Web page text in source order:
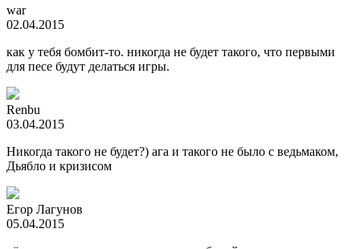
war
02.04.2015
как у тебя бомбит-то. никогда не будет такого, что первыми
для песе будут делаться игры.
Renbu
03.04.2015
Никогда такого не будет?) ага и такого не было с ведьмаком,
Дьябло и кризисом
Егор Лагунов
05.04.2015